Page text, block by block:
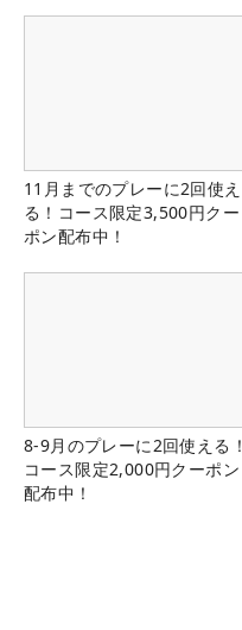
11月までのプレーに2回使え
る！コース限定3,500円クー
ポン配布中！
8-9月のプレーに2回使える！
コース限定2,000円クーポン
配布中！